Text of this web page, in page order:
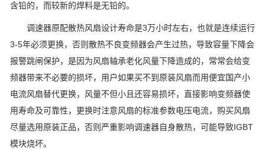
含铅的，而较新的焊料是无铅的。
调速器原配散热风扇设计寿命是3万小时左右，也就是连续运行
3-5年必须更换，否则散热不良变频器会产生过热，导致容量下降会
报警跳闸保护，是因为风扇轴承老化风量下降造成的，常常会给变
频器带来不必要的损坏，用户如果买不到原装风扇而用便宜国产小
电流风扇替代更换，风量不但小且还容易损坏，直接影响变频器使
用寿命及可靠性，更换时注意风扇的标准参数电压电流，购买风扇
尽量选用原装正品，否则严重影响调速器自身散热，可能导致IGBT
模块烧坏。